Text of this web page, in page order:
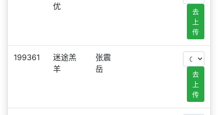
优
去
上
传
199361
迷途羔
羊
张震
岳
去
上
传